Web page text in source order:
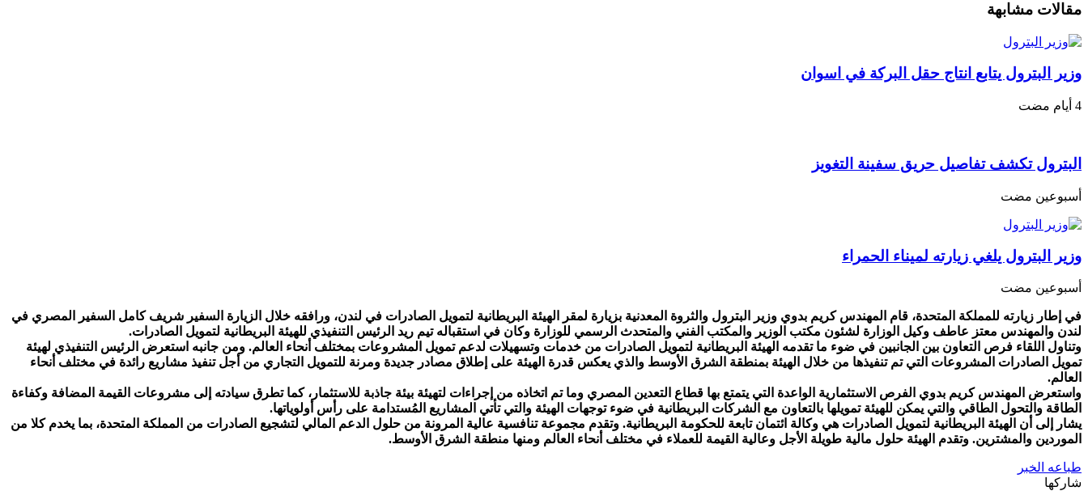
مقالات مشابهة
وزير البترول يتابع انتاج حقل البركة في اسوان
البترول تكشف تفاصيل حريق سفينة التغويز
‏أسبوعين مضت
وزير البترول يلغي زيارته لميناء الحمراء
‏أسبوعين مضت
في إطار زيارته للمملكة المتحدة، قام المهندس كريم بدوي وزير البترول والثروة المعدنية بزيارة لمقر الهيئة البريطانية لتمويل الصادرات في لندن، ورافقه خلال الزيارة السفير شريف كامل السفير المصري في
لندن والمهندس معتز عاطف وكيل الوزارة لشئون مكتب الوزير والمكتب الفني والمتحدث الرسمي للوزارة وكان في استقباله تيم ريد الرئيس التنفيذي للهيئة البريطانية لتمويل الصادرات.
وتناول اللقاء فرص التعاون بين الجانبين في ضوء ما تقدمه الهيئة البريطانية لتمويل الصادرات من خدمات وتسهيلات لدعم تمويل المشروعات بمختلف أنحاء العالم. ومن جانبه استعرض الرئيس التنفيذي لهيئة
تمويل الصادرات المشروعات التي تم تنفيذها من خلال الهيئة بمنطقة الشرق الأوسط والذي يعكس قدرة الهيئة على إطلاق مصادر جديدة ومرنة للتمويل التجاري من أجل تنفيذ مشاريع رائدة في مختلف أنحاء
العالم.
واستعرض المهندس كريم بدوي الفرص الاستثمارية الواعدة التي يتمتع بها قطاع التعدين المصري وما تم اتخاذه من إجراءات لتهيئة بيئة جاذبة للاستثمار، كما تطرق سيادته إلى مشروعات القيمة المضافة وكفاءة
الطاقة والتحول الطاقي والتي يمكن للهيئة تمويلها بالتعاون مع الشركات البريطانية في ضوء توجهات الهيئة والتي تأتي المشاريع المُستدامة على رأس أولوياتها.
يشار إلى أن الهيئة البريطانية لتمويل الصادرات هي وكالة ائتمان تابعة للحكومة البريطانية. وتقدم مجموعة تنافسية عالية المرونة من حلول الدعم المالي لتشجيع الصادرات من المملكة المتحدة، بما يخدم كلا من
الموردين والمشترين. وتقدم الهيئة حلول مالية طويلة الأجل وعالية القيمة للعملاء في مختلف أنحاء العالم ومنها منطقة الشرق الأوسط.
طباعه الخبر
شاركها